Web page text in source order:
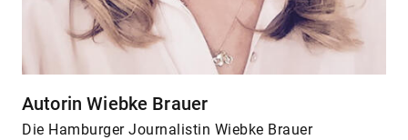
Autorin Wiebke Brauer
Die Hamburger Journalistin Wiebke Brauer